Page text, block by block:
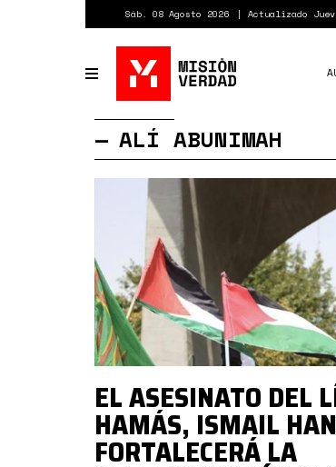
Sáb. 08 Agosto 2026 Actualizado
Toggle
navigation
ALÍ ABUNIMAH
EL ASESINATO DEL
HAMÁS, ISMAIL
FORTALECERÁ LA